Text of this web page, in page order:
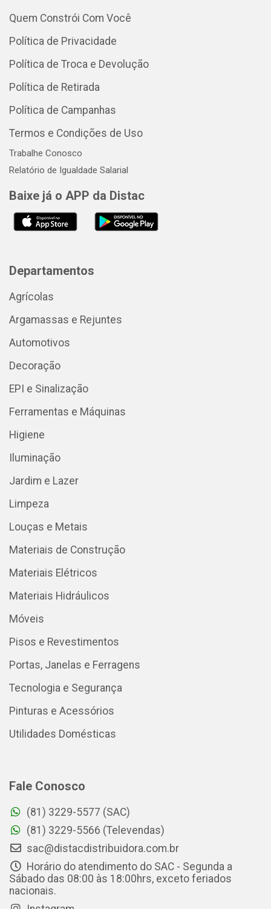
Quem Constrói Com Você
Política de Privacidade
Política de Troca e Devolução
Política de Retirada
Política de Campanhas
Termos e Condições de Uso
Trabalhe Conosco
Relatório de Igualdade Salarial
Baixe já o APP da Distac
Departamentos
Agrícolas
Argamassas e Rejuntes
Automotivos
Decoração
EPI e Sinalização
Ferramentas e Máquinas
Higiene
Iluminação
Jardim e Lazer
Limpeza
Louças e Metais
Materiais de Construção
Materiais Elétricos
Materiais Hidráulicos
Móveis
Pisos e Revestimentos
Portas, Janelas e Ferragens
Tecnologia e Segurança
Pinturas e Acessórios
Utilidades Domésticas
Fale Conosco
(81) 3229-5577 (SAC)
(81) 3229-5566 (Televendas)
sac@distacdistribuidora.com.br
Horário do atendimento do SAC - Segunda a
Sábado das 08:00 às 18:00hrs, exceto feriados
nacionais.